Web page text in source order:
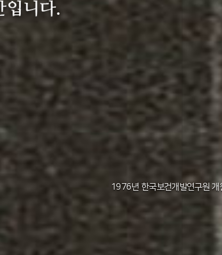
1971년 가족계획연구원
1976년 한국보건개발연구원 개
1982년 한국인구보건연구원 신청사 준
2012년 한국보건사회연구원 서울 청사
2011년 한국보건사회연구원 설립 40주년
2014년 한국보건사회연구원 세종 청사